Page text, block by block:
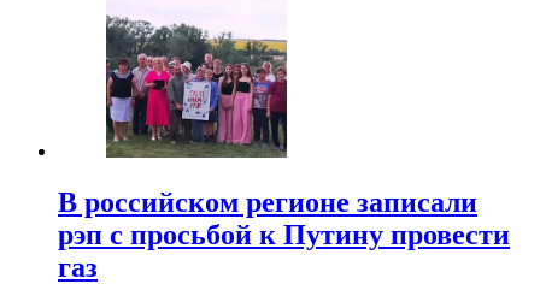
В российском регионе записали
рэп с просьбой к Путину провести
газ